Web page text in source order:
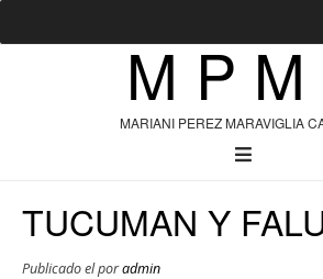
M P
MARIANI PEREZ MARAVIGLIA
TUCUMAN Y
Publicado elporadmin